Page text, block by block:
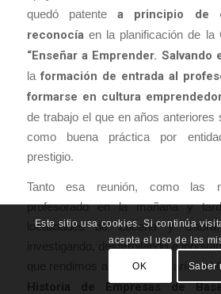
quedó patentea principio de
reconocía en la planificación de la
“Enseñar a Emprender. Salvando
laformación de entrada al
formarse en cultura
de trabajo el que en años anteriores
como buena práctica por
prestigio.
Tanto esa reunión, como las
profesorado en la mañana y
localidades de Lucena y
investigando, desarrollando e
que rendimos a Manuel y María del
Historia de Empresas de
Este sitio usa cookies. Si continúa
acepta el uso de las
OK Saber